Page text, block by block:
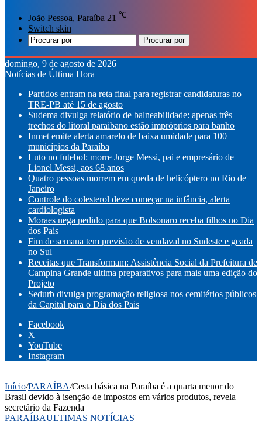
João Pessoa, Paraíba 21 ℃
Switch skin
Procurar por
domingo, 9 de agosto de 2026
Notícias de Última Hora
Partidos entram na reta final para registrar candidaturas no
TRE-PB até 15 de agosto
Sudema divulga relatório de balneabilidade: apenas três
trechos do litoral paraibano estão impróprios para banho
Inmet emite alerta amarelo de baixa umidade para 100
municípios da Paraíba
Luto no futebol: morre Jorge Messi, pai e empresário de
Lionel Messi, aos 68 anos
Quatro pessoas morrem em queda de helicóptero no Rio de
Janeiro
Controle do colesterol deve começar na infância, alerta
cardiologista
Moraes nega pedido para que Bolsonaro receba filhos no Dia
dos Pais
Fim de semana tem previsão de vendaval no Sudeste e geada
no Sul
Receitas que Transformam: Assistência Social da Prefeitura de
Campina Grande ultima preparativos para mais uma edição do
Projeto
Sedurb divulga programação religiosa nos cemitérios públicos
da Capital para o Dia dos Pais
Facebook
X
YouTube
Instagram
Início/PARAÍBA/Cesta básica na Paraíba é a quarta menor do
Brasil devido à isenção de impostos em vários produtos, revela
secretário da Fazenda
PARAÍBAULTIMAS NOTÍCIAS